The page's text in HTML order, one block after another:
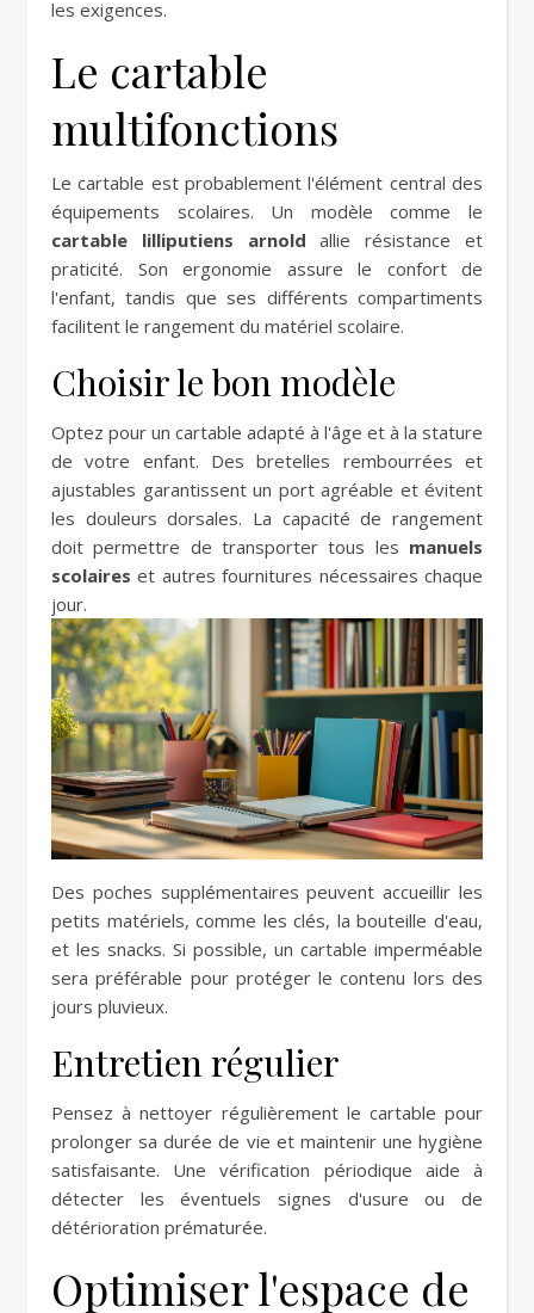
les exigences.
Le cartable
multifonctions
Le cartable est probablement l'élément central des
équipements scolaires. Un modèle comme le
cartable lilliputiens arnold allie résistance et
praticité. Son ergonomie assure le confort de
l'enfant, tandis que ses différents compartiments
facilitent le rangement du matériel scolaire.
Choisir le bon modèle
Optez pour un cartable adapté à l'âge et à la stature
de votre enfant. Des bretelles rembourrées et
ajustables garantissent un port agréable et évitent
les douleurs dorsales. La capacité de rangement
doit permettre de transporter tous les manuels
scolaires et autres fournitures nécessaires chaque
jour.
Des poches supplémentaires peuvent accueillir les
petits matériels, comme les clés, la bouteille d'eau,
et les snacks. Si possible, un cartable imperméable
sera préférable pour protéger le contenu lors des
jours pluvieux.
Entretien régulier
Pensez à nettoyer régulièrement le cartable pour
prolonger sa durée de vie et maintenir une hygiène
satisfaisante. Une vérification périodique aide à
détecter les éventuels signes d'usure ou de
détérioration prématurée.
Optimiser l'espace de